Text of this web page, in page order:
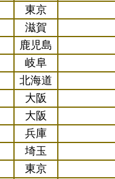
東京
滋賀
鹿児島
岐阜
北海道
大阪
大阪
兵庫
埼玉
東京